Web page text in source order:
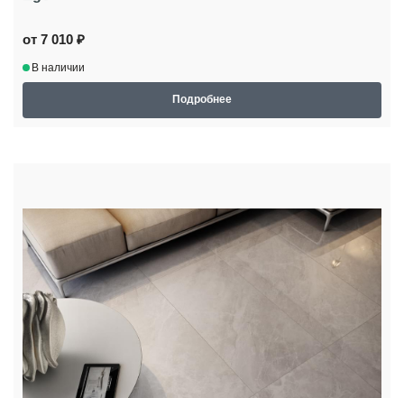
от 7 010 ₽
В наличии
Подробнее